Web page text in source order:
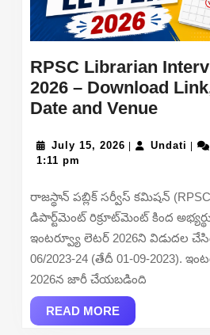
at
RPSC Librarian
2026 – Download
Date and VenueRPSC
2026
Link,
July 15, 2026 July
| Undati |
1:11 pm
రాజస్థాన్ పబ్లిక్ సర్వీస్ కమిషన్
డిపార్ట్‌మెంట్ రిక్రూట్‌మెంట్ కింద
ఇంటర్వ్యూ లెటర్ 2026ని విడుదల
06/2023-24 (తేదీ 01-09-2023).
2026న జారీ చేయబడింది
READ MOREREAD
MORE